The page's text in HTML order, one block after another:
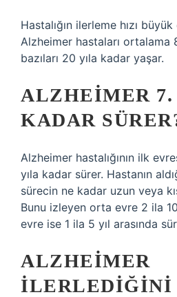
Hastalığın ilerleme hızı
Alzheimer hastaları ortalama
bazıları 20 yıla kadar yaşar.
ALZHEIMER 7.
KADAR
Alzheimer hastalığının ilk
yıla kadar sürer. Hastanın
sürecin ne kadar uzun veya
Bunu izleyen orta evre 2 ila
evre ise 1 ila 5 yıl arasında
ALZHEIMER
ILERLEDIĞINI